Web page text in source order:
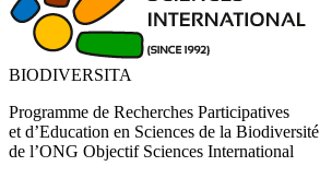
BIODIVERSITA
Programme de Recherches Participatives
et d’Education en Sciences de la Biodiversité
de l’ONG Objectif Sciences International